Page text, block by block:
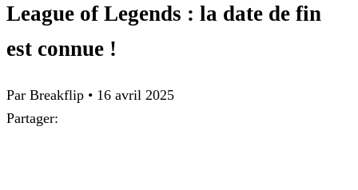
League of Legends : la date de fin
est connue !
Par Breakflip • 16 avril 2025
Partager: